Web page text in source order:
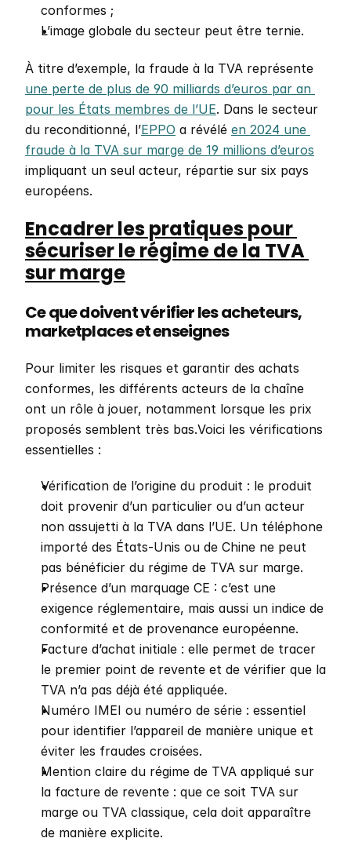
conformes ;
L’image globale du secteur peut être ternie.
une perte de plus de 90 milliards d’euros par an
pour les États membres de l’UE. Dans le secteur
du reconditionné, l’EPPO a révélé en 2024 une
fraude à la TVA sur marge de 19 millions d’euros
impliquant un seul acteur, répartie sur six pays
européens.
Encadrer les pratiques pour
sécuriser le régime de la TVA
sur marge
Ce que doivent vérifier les acheteurs,
marketplaces et enseignes
Pour limiter les risques et garantir des achats
conformes, les différents acteurs de la chaîne
ont un rôle à jouer, notamment lorsque les prix
proposés semblent très bas.Voici les vérifications
essentielles :
Vérification de l’origine du produit : le produit
doit provenir d’un particulier ou d’un acteur
non assujetti à la TVA dans l’UE. Un téléphone
importé des États-Unis ou de Chine ne peut
pas bénéficier du régime de TVA sur marge.
Présence d’un marquage CE : c’est une
exigence réglementaire, mais aussi un indice de
conformité et de provenance européenne.
Facture d’achat initiale : elle permet de tracer
le premier point de revente et de vérifier que la
TVA n’a pas déjà été appliquée.
Numéro IMEI ou numéro de série : essentiel
pour identifier l’appareil de manière unique et
éviter les fraudes croisées.
Mention claire du régime de TVA appliqué sur
la facture de revente : que ce soit TVA sur
marge ou TVA classique, cela doit apparaître
de manière explicite.